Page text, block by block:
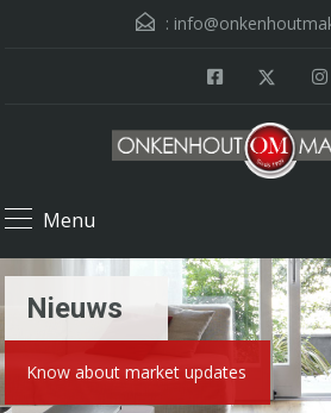
:
Menu
Nieuws
Know about market updates